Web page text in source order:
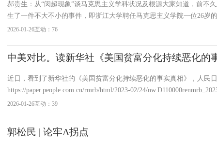
郝贵生：从“闵超现象”谈马克思主义学科状况及根源大家知道，前不
生了一件不大不小的事件，即浙江大学聘任马克思主义学院一位26岁
博导及引发的网友的质疑、该博士生的学术水平、浙江大学的反映等
2026-01-26互动：76
中美对比。读新华社《美国贫富分化持续恶化的
有感。三谈“美国斩杀线”
近日，看到了新华社的《美国贫富分化持续恶化的事实真相》，人民
https://paper.people.com.cn/rmrb/html/2023-02/24/
笔者摘录如下。在【】中的是新华社原文，【】之外的是笔者整理的
2026-01-26互动：39
郭松民 | 论牢A拐点